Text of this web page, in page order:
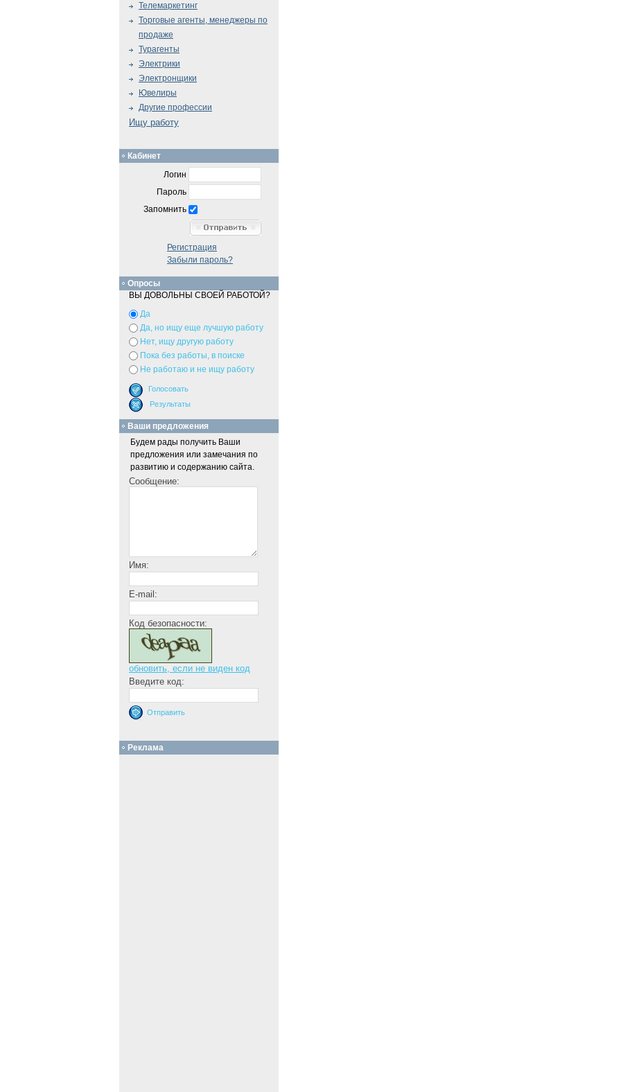
Телемаркетинг
Торговые агенты, менеджеры по
продаже
Турагенты
Электрики
Электронщики
Ювелиры
Другие профессии
Ищу работу
Кабинет
Логин
Пароль
Запомнить
Регистрация
Забыли пароль?
Опросы
ВЫ ДОВОЛЬНЫ СВОЕЙ РАБОТОЙ?
Да
Да, но ищу еще лучшую работу
Нет, ищу другую работу
Пока без работы, в поиске
Не работаю и не ищу работу
Ваши предложения
Будем рады получить Ваши
предложения или замечания по
развитию и содержанию сайта.
Сообщение:
Имя:
E-mail:
Код безопасности:
обновить, если не виден код
Введите код:
Реклама